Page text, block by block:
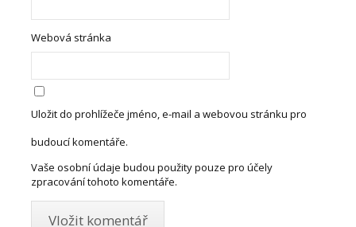
Webová stránka
Uložit do prohlížeče jméno, e-mail a webovou stránku pro
budoucí komentáře.
Vaše osobní údaje budou použity pouze pro účely
zpracování tohoto komentáře.